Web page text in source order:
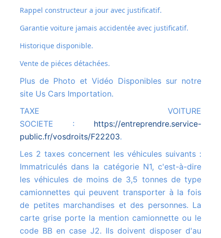
Rappel constructeur a jour avec justificatif.
Garantie voiture jamais accidentée avec justificatif.
Historique disponible.
Vente de piéces détachées.
Plus de Photo et Vidéo Disponibles sur notre
site Us Cars Importation.
TAXE VOITURE
SOCIETE : https://entreprendre.service-
public.fr/vosdroits/F22203.
Les 2 taxes concernent les véhicules suivants :
Immatriculés dans la catégorie N1, c'est-à-dire
les véhicules de moins de 3,5 tonnes de type
camionnettes qui peuvent transporter à la fois
de petites marchandises et des personnes. La
carte grise porte la mention camionnette ou le
code BB en case J2. Ils doivent disposer d'au